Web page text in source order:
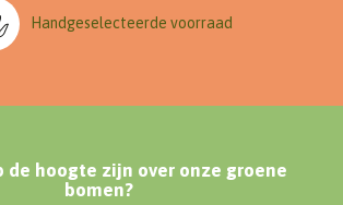
Handgeselecteerde voorraad
de hoogte zijn over onze groene
bomen?